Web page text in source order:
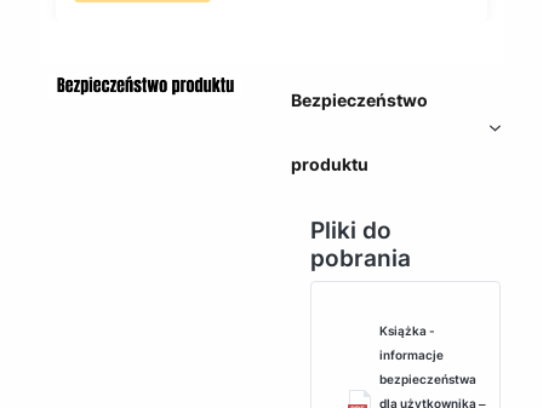
Bezpieczeństwo
produktu
Pliki do
pobrania
Książka -
informacje
bezpieczeństwa
dla użytkownika ‒